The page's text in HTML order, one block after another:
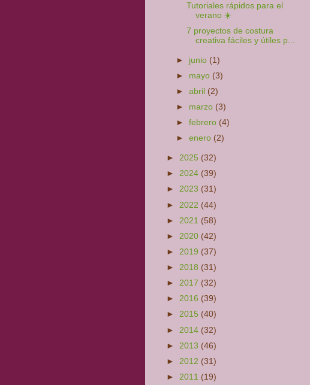
Tutoriales rápidos para el
verano ☀️
7 proyectos de costura
creativa fáciles y útiles p...
► junio (1)
► mayo (3)
►abril (2)
► marzo (3)
►febrero (4)
►enero (2)
► 2025 (32)
► 2024 (39)
► 2023 (31)
► 2022 (44)
► 2021 (58)
► 2020 (42)
► 2019 (37)
► 2018 (31)
► 2017 (32)
► 2016 (39)
► 2015 (40)
► 2014 (32)
► 2013 (46)
► 2012 (31)
► 2011 (19)